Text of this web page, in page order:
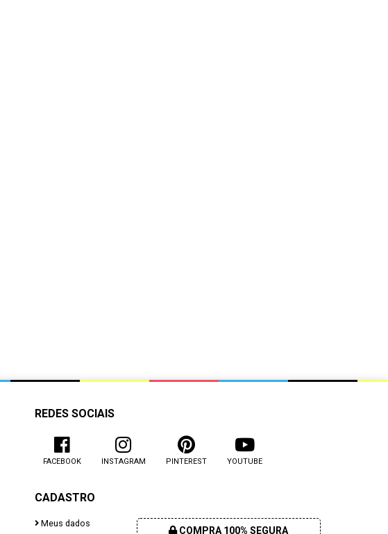
REDES SOCIAIS
FACEBOOK INSTAGRAM PINTEREST YOUTUBE
CADASTRO
Meus dados
COMPRA 100% SEGURA